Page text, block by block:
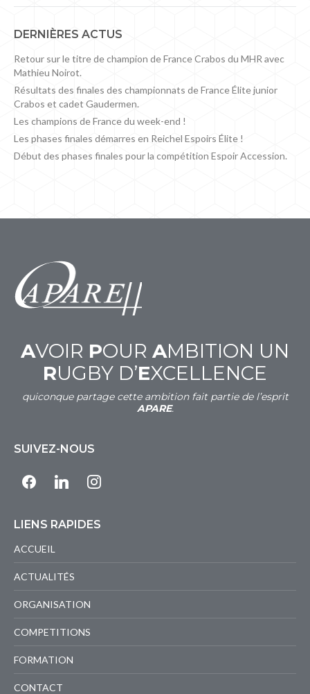
DERNIÈRES ACTUS
Retour sur le titre de champion de France Crabos du MHR avec
Mathieu Noirot.
Résultats des finales des championnats de France Élite junior
Crabos et cadet Gaudermen.
Les champions de France du week-end !
Les phases finales démarres en Reichel Espoirs Élite !
Début des phases finales pour la compétition Espoir Accession.
AVOIR POUR AMBITION UN
RUGBY D’EXCELLENCE
quiconque partage cette ambition fait partie de l’esprit
APARE.
SUIVEZ-NOUS
facebooklinkedin instagram
LIENS RAPIDES
ACCUEIL
ACTUALITÉS
ORGANISATION
COMPETITIONS
FORMATION
CONTACT